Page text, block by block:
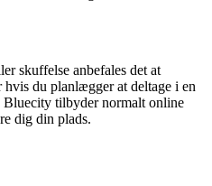
skuffelse anbefales det at
du planlægger at deltage i en
tilbyder normalt online
dig din plads.